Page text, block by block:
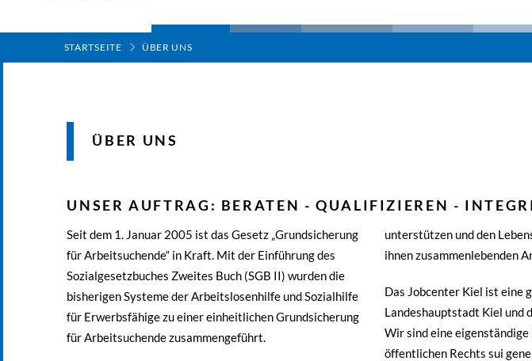
STARTSEITE ÜBER UNS
ÜBER UNS
UNSER AUFTRAG: BERATEN - QUALIFIZIEREN -
Seit dem 1. Januar 2005 ist das Gesetz „Grundsicherung
für Arbeitsuchende“ in Kraft. Mit der Einführung des
Sozialgesetzbuches Zweites Buch (SGB II) wurden die
bisherigen Systeme der Arbeitslosenhilfe und Sozialhilfe
für Erwerbsfähige zu einer einheitlichen Grundsicherung
für Arbeitsuchende zusammengeführt.
unterstützen und den
ihnen zusammenlebenden
Das Jobcenter Kiel ist eine
Landeshauptstadt Kiel und
Wir sind eine
öffentlichen Rechts sui